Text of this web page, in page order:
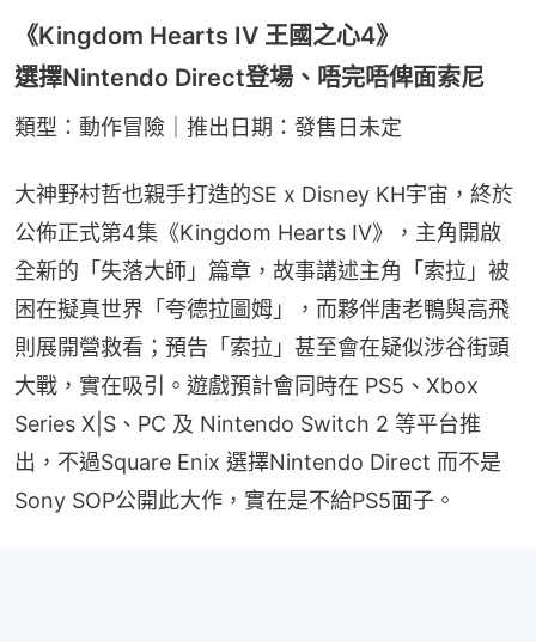
《Kingdom Hearts IV 王國之心4》
選擇Nintendo Direct登場、唔完唔俾面索尼
類型：動作冒險｜推出日期：發售日未定
大神野村哲也親手打造的SE x Disney KH宇宙，終於
公佈正式第4集《Kingdom Hearts IV》，主角開啟
全新的「失落大師」篇章，故事講述主角「索拉」被
困在擬真世界「夸德拉圖姆」，而夥伴唐老鴨與高飛
則展開營救看；預告「索拉」甚至會在疑似涉谷街頭
大戰，實在吸引。遊戲預計會同時在 PS5、Xbox
Series X|S、PC 及 Nintendo Switch 2 等平台推
出，不過Square Enix 選擇Nintendo Direct 而不是
Sony SOP公開此大作，實在是不給PS5面子。